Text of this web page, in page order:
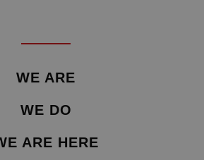
WE ARE
WE DO
ARE HERE